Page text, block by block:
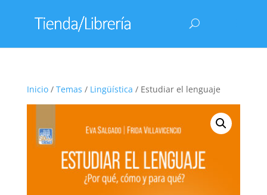
Inicio/ Temas / Lingüística / Estudiar el lenguaje